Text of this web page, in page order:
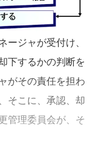
ジャが受付け、
下するかの判断を
がその責任を担わ
そこに、承認、却
管理委員会が、そ